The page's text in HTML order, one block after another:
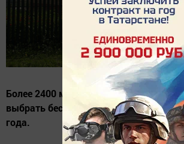
Более 2400 многодетных казанских
выбрать бесплатные земельные
года.